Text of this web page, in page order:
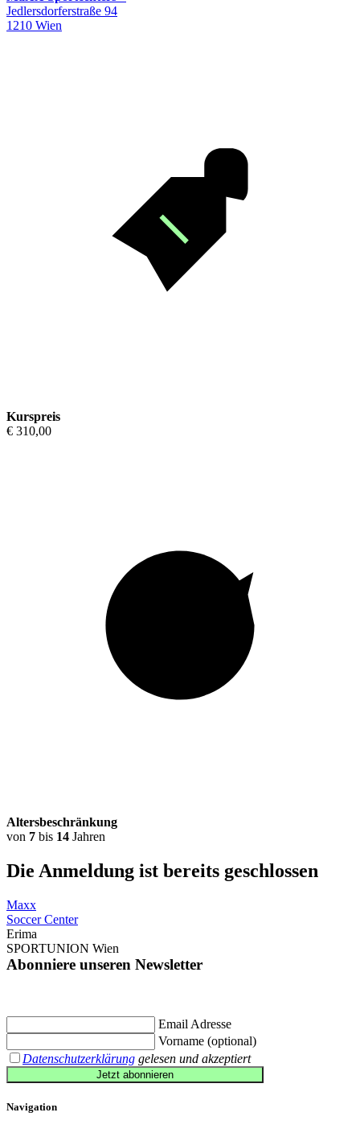
Jedlersdorferstraße 94
1210 Wien
Kurspreis
€ 310,00
Altersbeschränkung
von 7 bis 14 Jahren
Die Anmeldung ist bereits geschlossen
Maxx
Soccer Center
Erima
SPORTUNION Wien
Abonniere unseren Newsletter
Email Adresse
Vorname (optional)
Datenschutzerklärung gelesen und akzeptiert
Jetzt abonnieren
Navigation